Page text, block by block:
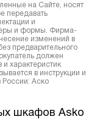
на Сайте, носят
передавать
и
и формы. Фирма-
изменений в
предварительного
должен
и характеристик
в инструкции и
России: Аско
шкафов Asko